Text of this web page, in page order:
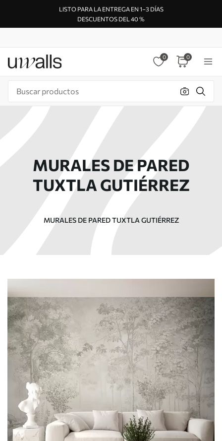
LISTO PARA LA ENTREGA EN 1–3 DÍAS
DESCUENTOS DEL 40 %
0 0
MURALES DE PARED
TUXTLA GUTIÉRREZ
MURALES DE PARED TUXTLA GUTIÉRREZ